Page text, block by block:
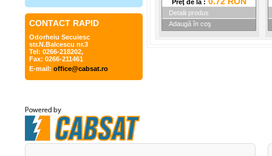
CONTACT RAPID
Odorheiu Secuiesc
str.N.Balcescu nr.3
Tel: 0266-218202,
Fax: 0266-211461
E-mail: office@cabsat.ro
Preţ de la :
Detalii produs
Adaugă în coş